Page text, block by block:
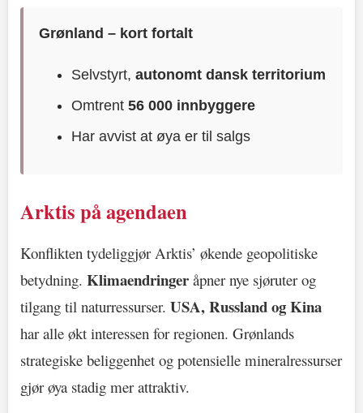
Grønland – kort fortalt
Selvstyrt,autonomt dansk territorium
Omtrent56 000 innbyggere
Har avvist at øya er til salgs
Arktis på agendaen
Konflikten tydeliggjør Arktis’ økende geopolitiske
betydning. Klimaendringer åpner nye sjøruter og
tilgang til naturressurser. USA, Russland og Kina
har alle økt interessen for regionen. Grønlands
strategiske beliggenhet og potensielle mineralressurser
gjør øya stadig mer attraktiv.